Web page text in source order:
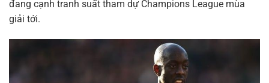
đang cạnh tranh suất tham dự Champions League mùa
giải tới.